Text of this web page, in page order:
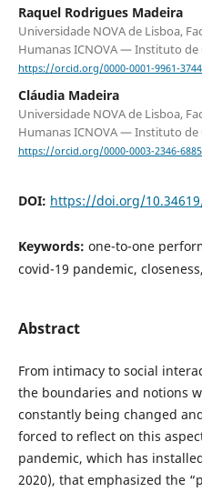
Raquel Rodrigues Madeira
Universidade NOVA de Lisboa,
Humanas ICNOVA — Instituto de
https://orcid.org/0000-0001-9961-3744
Cláudia Madeira
Universidade NOVA de Lisboa,
Humanas ICNOVA — Instituto de
https://orcid.org/0000-0003-2346-6885
DOI: https://doi.org/
Keywords: one-to-one
covid-19 pandemic,
Abstract
From intimacy to social
the boundaries and notions
constantly being changed
forced to reflect on this
pandemic, which has
2020), that emphasized the